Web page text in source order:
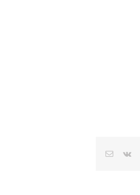
Pinterest
Vk
Email